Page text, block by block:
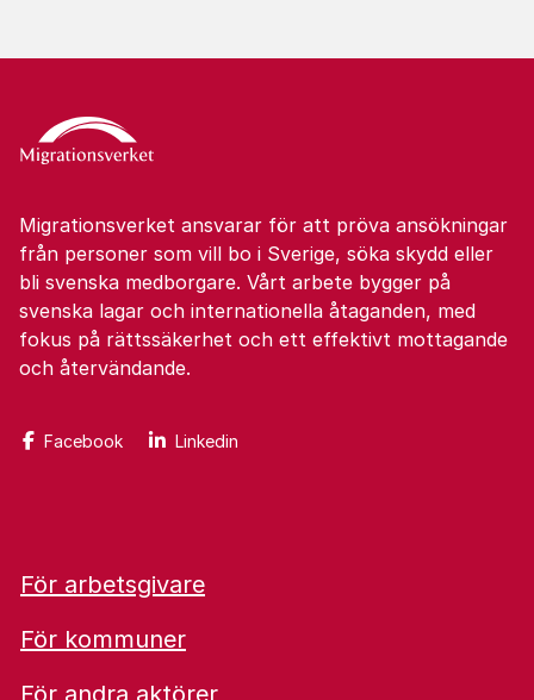
Migrationsverket ansvarar för att pröva ansökningar
från personer som vill bo i Sverige, söka skydd eller
bli svenska medborgare. Vårt arbete bygger på
svenska lagar och internationella åtaganden, med
fokus på rättssäkerhet och ett effektivt mottagande
och återvändande.
Facebook Linkedin
För arbetsgivare
För kommuner
För andra aktörer